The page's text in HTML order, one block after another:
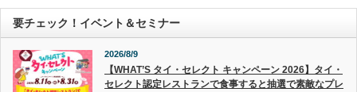
要チェック！イベント＆セミナー
2026/8/9
【WHAT’S タイ・セレクト キャンペーン 2026】タイ・
セレクト認定レストランで食事すると抽選で素敵なプレ